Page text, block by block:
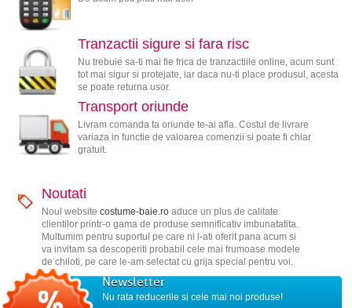
Tranzactii sigure si fara risc
Nu trebuie sa-ti mai fie frica de tranzactiile online, acum sunt
tot mai sigur si protejate, iar daca nu-ti place produsul, acesta
se poate returna usor.
Transport oriunde
Livram comanda ta oriunde te-ai afla. Costul de livrare
variaza in functie de valoarea comenzii si poate fi chiar
gratuit.
Noutati
Noul website costume-baie.roaduce un plus de calitate
clientilor printr-o gama de produse semnificativ imbunatatita.
Multumim pentru suportul pe care ni l-ati oferit pana acum si
va invitam sa descoperiti probabil cele mai frumoase modele
de chiloti, pe care le-am selectat cu grija special pentru voi.
Newsletter
Nu rata reducerile si cele mai noi produse!